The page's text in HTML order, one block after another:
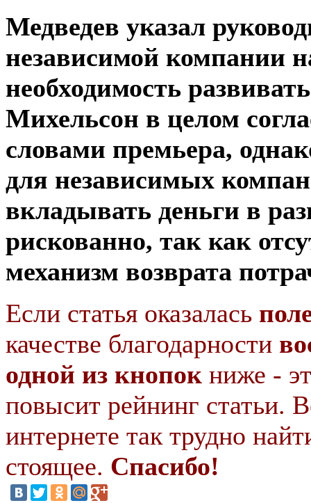
Медведев указал
независимой компании
необходимость
Михельсон в целом
словами премьера,
для независимых
вкладывать деньги в
рискованно, так как
механизм возврата
Если статья оказалась
качестве благодарности
одной из кнопок ниже -
повысит рейнинг статьи.
интернете так трудно
стоящее. Спасибо!